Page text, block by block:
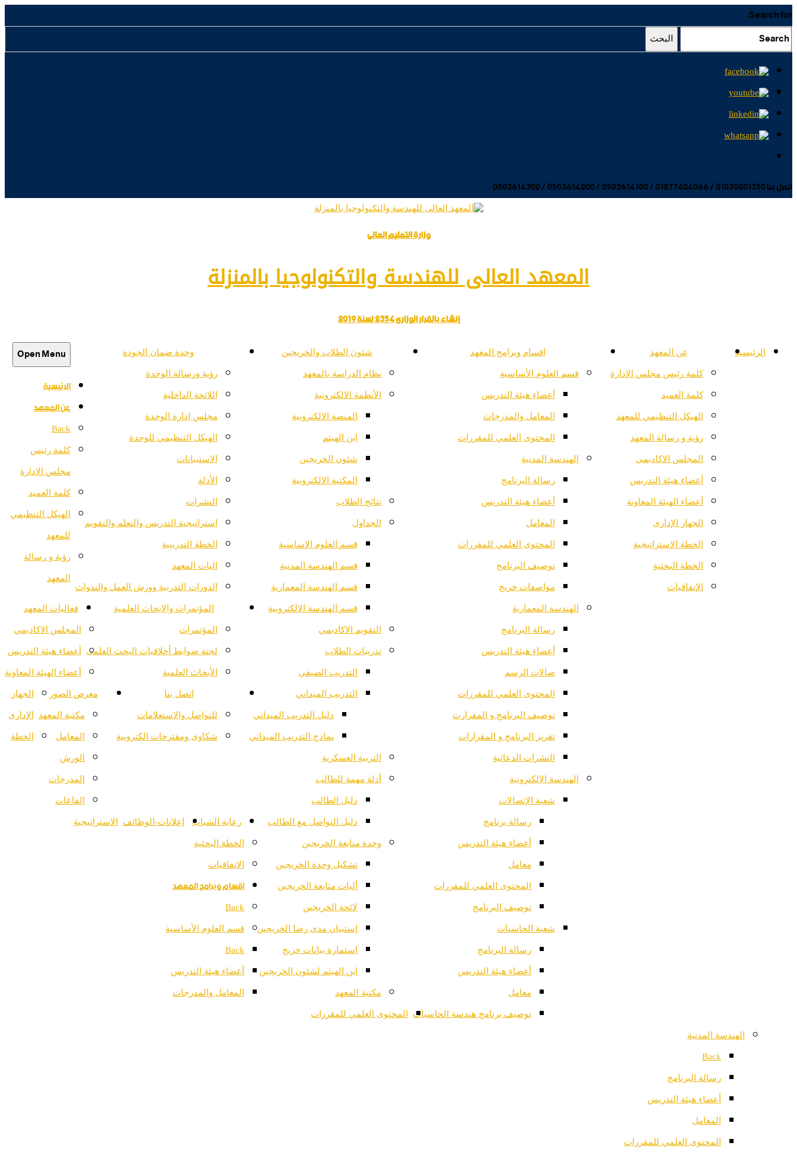
Search for:
البحث
اتصل بنا 01030001350 / 01277404066 / 0503614100 / 0503614200 / 0503614300
وزارة التعليم العالى
المعهد العالى للهندسة والتكنولوجيا بالمنزلة
إنشاء بالقرار الوزارى 2354 لسنة 2019
الرئيسية عن المعهد
كلمة رئيس مجلس الإدارة
كلمة العميد
الهيكل التنظيمي للمعهد
رؤية و رسالة المعهد
المجلس الاكاديمي
أعضاء هيئة التدريس
أعضاء الهيئة المعاونة
الجهاز الإدارى
الخطة الاستراتيجية
الخطة البحثية
الإتفاقيات
اقسام وبرامج المعهد
قسم العلوم الأساسية
أعضاء هيئة التدريس
المعامل والمدرجات
المحتوى العلمي للمقررات
الهندسة المدنية
رسالة البرنامج
أعضاء هيئة التدريس
المعامل
المحتوى العلمي للمقررات
توصيف البرنامج
مواصفات خريج
الهندسة المعمارية
رسالة البرنامج
أعضاء هيئة التدريس
صالات الرسم
المحتوى العلمي للمقررات
توصيف البرنامج و المقرارت
تقرير البرنامج و المقرارات
النشرات الدعائية
الهندسة الإلكترونية
شعبة الإتصالات
رسالة برنامج
أعضاء هيئة التدريس
معامل
المحتوى العلمي للمقررات
توصيف البرنامج
شعبة الحاسبات
رسالة البرنامج
أعضاء هيئة التدريس
معامل
توصيف برنامج هندسة الحاسبات
شئون الطلاب والخريجين
نظام الدراسة بالمعهد
الأنظمة الالكترونية
المنصة الالكترونية
ابن الهيثم
شئون الخريجين
المكتبة الالكترونية
نتائج الطلاب
الجداول
قسم العلوم الاساسية
قسم الهندسة المدنية
قسم الهندسة المعمارية
قسم الهندسة الالكترونية
التقويم الاكاديمي
تدريبات الطلاب
التدريب الصيفي
التدريب الميداني
دليل التدريب الميداني
نماذج التدريب الميداني
التربية العسكرية
أدلة مهمة للطالب
دليل الطالب
دليل التواصل مع الطالب
وحدة متابعة الخريجين
تشكيل وحدة الخريجين
أليات متابعة الخريجين
لائحة الخريجين
إستبيان مدى رضا الخريجين
استمارة بيانات خريج
ابن الهيثم لشئون الخريجين
مكتبة المعهد
وحدة ضمان الجودة
رؤية ورسالة الوحدة
اللائحة الداخلية
مجلس إدارة الوحدة
الهيكل التنظيمي للوحدة
الاستبيانات
الأدلة
النشرات
استراتيجية التدريس والتعلم والتقويم
الخطة التدريبية
اليات المعهد
الدورات التدربية وورش العمل والندوات
المؤتمرات والابحاث العلمية
المؤتمرات
لجنة ضوابط أخلاقيات البحث العلمى
الأبحاث العلمية
فعاليات المعهد
اتصل بنا
للتواصل والاستعلامات
شكاوى ومقترحات الكترونية
معرض الصور
مكتبة المعهد
المعامل
الورش
المدرجات
القاعات
رعاية الشباب إعلانات-الوظائف
Open Menu
الرئيسية
عن المعهد
Back
كلمة رئيس
مجلس الإدارة
كلمة العميد
الهيكل التنظيمي
للمعهد
رؤية و رسالة
المعهد
المجلس الاكاديمي
أعضاء هيئة التدريس
أعضاء الهيئة المعاونة
الجهاز
الإدارى
الخطة
الاستراتيجية
الخطة البحثية
الإتفاقيات
اقسام وبرامج المعهد
Back
قسم العلوم الأساسية
Back
أعضاء هيئة التدريس
المعامل والمدرجات
المحتوى العلمي للمقررات
الهندسة المدنية
Back
رسالة البرنامج
أعضاء هيئة التدريس
المعامل
المحتوى العلمي للمقررات